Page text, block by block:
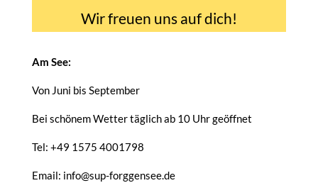
Wir freuen uns auf dich!
Am See:
Von Juni bis September
Bei schönem Wetter täglich ab 10 Uhr geöffnet
Tel: +49 1575 4001798
Email: info@sup-forggensee.de